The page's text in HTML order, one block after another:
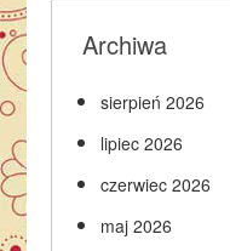
Archiwa
sierpień 2026
lipiec 2026
czerwiec 2026
maj 2026